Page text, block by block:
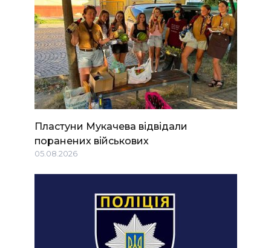
Пластуни Мукачева відвідали
поранених військових
05.08.2026